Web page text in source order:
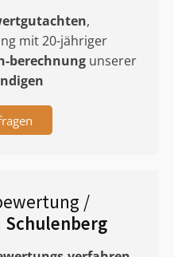
,
mit 20-jähriger
berechnung unserer
/
Schulenberg